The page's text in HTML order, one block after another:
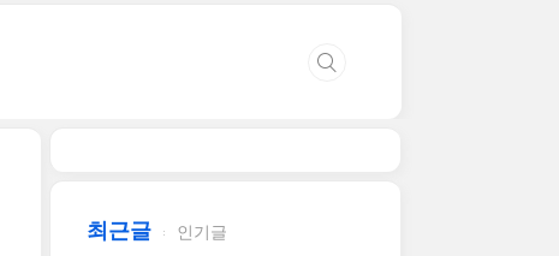
최근글 인기글